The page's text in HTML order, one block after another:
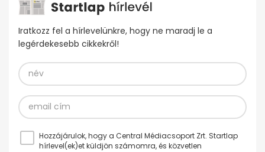
Iratkozz fel a hírlevelünkre, hogy ne maradj le a
legérdekesebb cikkekről!
Hozzájárulok, hogy a Central Médiacsoport Zrt. Startlap
hírlevel(ek)et küldjön számomra, és közvetlen